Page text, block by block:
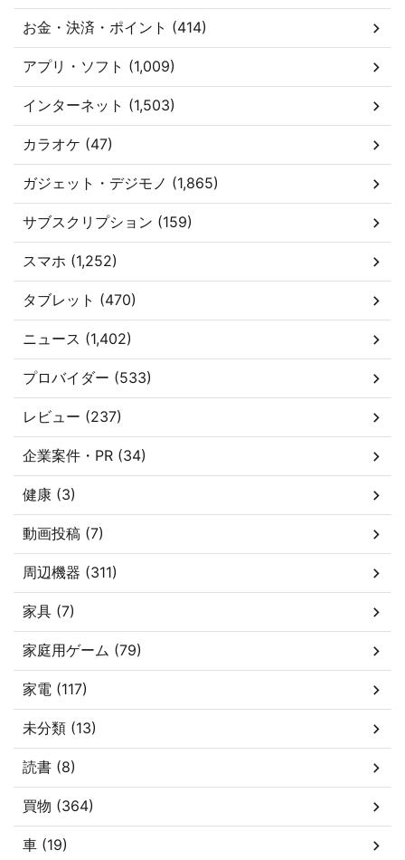
お金・決済・ポイント (414)
アプリ・ソフト (1,009)
インターネット (1,503)
カラオケ (47)
ガジェット・デジモノ (1,865)
サブスクリプション (159)
スマホ (1,252)
タブレット (470)
ニュース (1,402)
プロバイダー (533)
レビュー (237)
企業案件・PR (34)
健康 (3)
動画投稿 (7)
周辺機器 (311)
家具 (7)
家庭用ゲーム (79)
家電 (117)
未分類 (13)
読書 (8)
買物 (364)
車 (19)